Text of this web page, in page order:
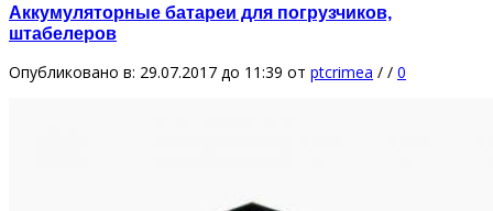
Аккумуляторные батареи для погрузчиков,
штабелеров
Опубликовано в: 29.07.2017 до 11:39 от ptcrimea / / 0